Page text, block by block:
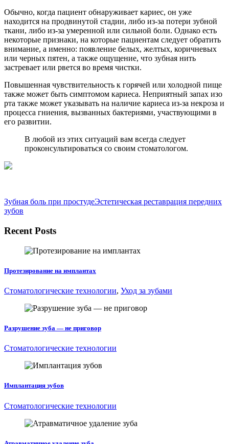
Обычно, когда пациент обнаруживает кариес, он уже
находится на продвинутой стадии, либо из-за потери зубной
ткани, либо из-за умеренной или сильной боли. Однако есть
некоторые признаки, на которые пациентам следует обратить
внимание, а именно: появление белых, желтых, коричневых
или черных пятен, а также ощущение, что зубная нить
застревает или рвется во время чистки.
Повышенная чувствительность к горячей или холодной пище
также может быть симптомом кариеса. Неприятный запах изо
рта также может указывать на наличие кариеса из-за некроза и
процесса гниения, вызванных бактериями, участвующими в
его развитии.
В любой из этих ситуаций вам всегда следует
проконсультироваться со своим стоматологом.
Зубная боль при простудеЭстетическая реставрация передних
зубов
Recent Posts
Протезирование на имплантах
Стоматологические технологии, Уход за зубами
Разрушение зуба — не приговор
Стоматологические технологии
Имплантация зубов
Стоматологические технологии